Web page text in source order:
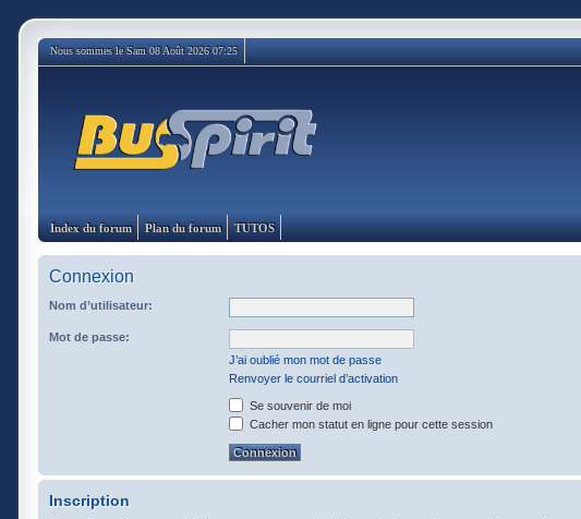
Nous sommes le Sam 08 Août 2026 07:25
Index du forum Plan du forum TUTOS
Connexion
Nom d’utilisateur:
Mot de passe:
J’ai oublié mon mot de passe
Renvoyer le courriel d’activation
Se souvenir de moi
Cacher mon statut en ligne pour cette session
Inscription